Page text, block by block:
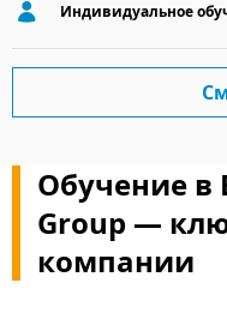
Индивидуальное
Обучение в
Group —
компании